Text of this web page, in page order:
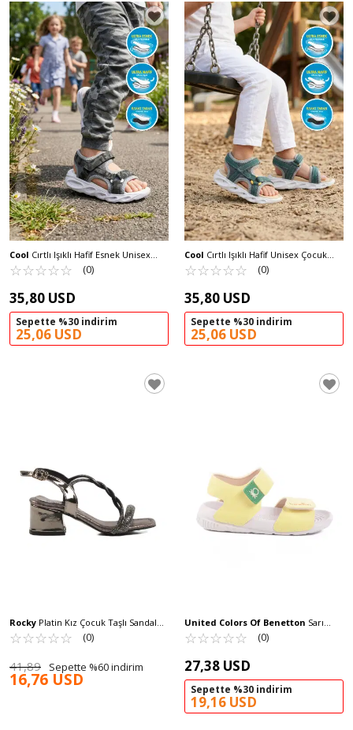
Cool Cırtlı Işıklı Hafif Esnek Unisex
Çocuk Sandalet Cool Sage F
☆☆☆☆☆
★★★★★ (0)
35,80 USD
Sepette %30 indirim
25,06 USD
Cool Cırtlı Işıklı Hafif Unisex Çocuk
Sandalet Sage F
☆☆☆☆☆
★★★★★ (0)
35,80 USD
Sepette %30 indirim
25,06 USD
Rocky Platin Kız Çocuk Taşlı Sandalet
07 F
☆☆☆☆☆
★★★★★ (0)
41,89 Sepette %60 indirim
16,76 USD
United Colors Of Benetton Sarı
Cırtlı Kız Bebek Sandalet BN-1252 B
☆☆☆☆☆
★★★★★ (0)
27,38 USD
Sepette %30 indirim
19,16 USD